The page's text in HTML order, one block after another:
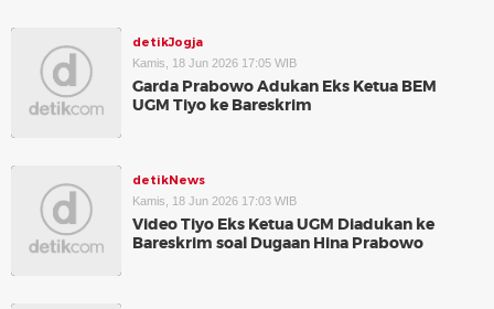
detikJogja
Kamis, 18 Jun 2026 17:05 WIB
Garda Prabowo Adukan Eks Ketua BEM
UGM Tiyo ke Bareskrim
detikNews
Kamis, 18 Jun 2026 17:03 WIB
Video Tiyo Eks Ketua UGM Diadukan ke
Bareskrim soal Dugaan Hina Prabowo